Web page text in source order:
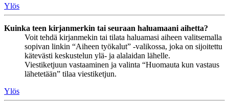
Ylös
Kuinka teen kirjanmerkin tai seuraan haluamaani aihetta?
Voit tehdä kirjanmekin tai tilata haluamasi aiheen valitsemalla
sopivan linkin “Aiheen työkalut” -valikossa, joka on sijoitettu
kätevästi keskustelun ylä- ja alalaidan lähelle.
Viestiketjuun vastaaminen ja valinta “Huomauta kun vastaus
lähetetään” tilaa viestiketjun.
Ylös